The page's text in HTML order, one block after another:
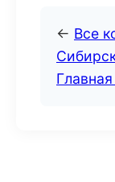
← Все